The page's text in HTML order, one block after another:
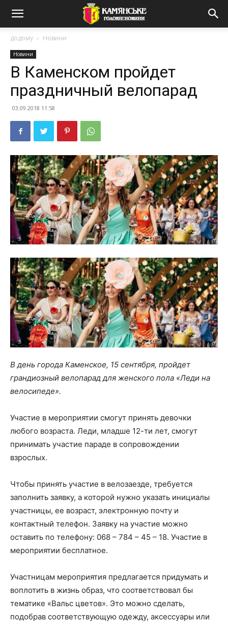
додому Новини
Новини
В Каменском пройдет
праздничный велопарад
03.09.2018 11:58
В день города Каменское, 15 сентября, пройдет
грандиозный велопарад для женского пола «Леди на
велосипеде».
Участие в мероприятии смогут принять девочки
любого возраста. Леди, младше 12-ти лет, смогут
принимать участие параде в сопровождении
взрослых.
Чтобы принять участие в велозаезде, требуется
заполнить заявку, а которой нужно указать инициалы
участницы, ее возраст, электронную почту и
контактный телефон. Заявку на участие можно
оставить по телефону: 068 – 784 – 45 – 18. Участие в
мероприятии бесплатное.
Участницам мероприятия предлагается придумать и
воплотить в жизнь образ, что соответствовал бы
тематике «Вальс цветов». Это можно сделать,
подобрав соответствующую одежду, аксессуары или